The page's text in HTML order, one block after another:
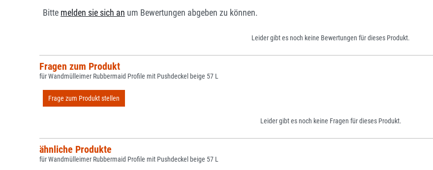
Bitte melden sie sich an um Bewertungen abgeben zu können.
Leider gibt es noch keine Bewertungen für dieses Produkt.
Fragen zum Produkt
für Wandmülleimer Rubbermaid Profile mit Pushdeckel beige 57 L
Frage zum Produkt stellen
Leider gibt es noch keine Fragen für dieses Produkt.
ähnliche Produkte
für Wandmülleimer Rubbermaid Profile mit Pushdeckel beige 57 L